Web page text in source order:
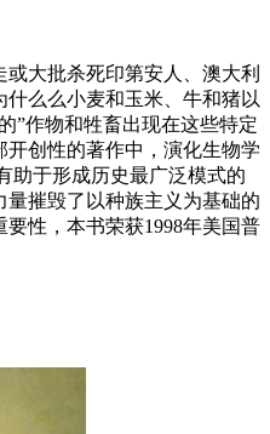
大批杀死印第安人、澳大利
么么小麦和玉米、牛和猪以
”作物和牲畜出现在这些特定
创性的著作中，演化生物学
助于形成历史最广泛模式的
摧毁了以种族主义为基础的
性，本书荣获1998年美国普